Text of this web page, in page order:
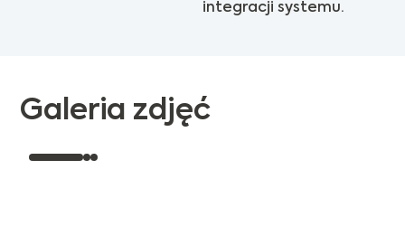
integracji systemu.
Galeria zdjęć